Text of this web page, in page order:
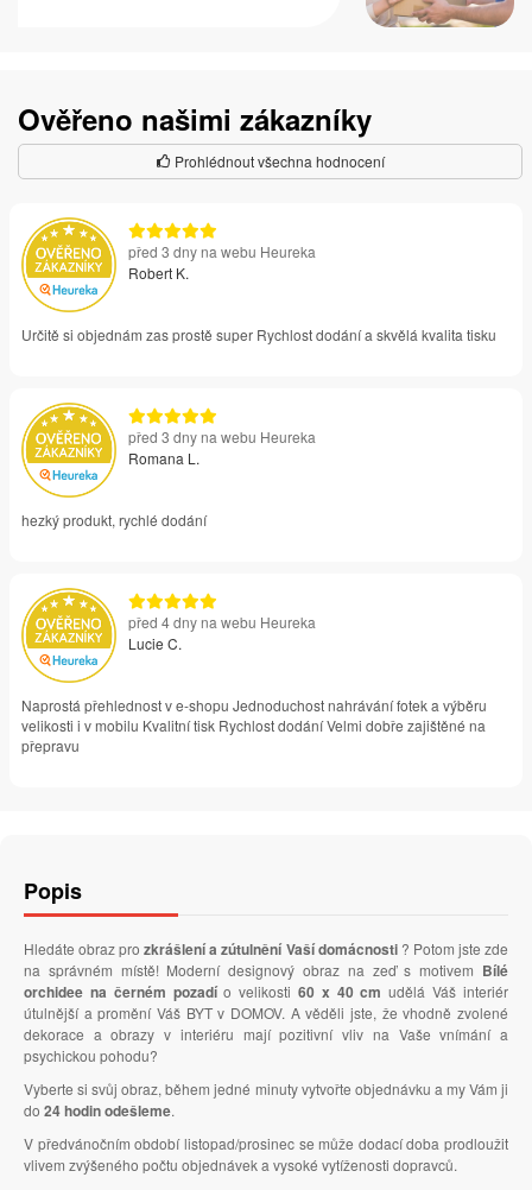
Ověřeno našimi zákazníky
Prohlédnout všechna hodnocení
před 3 dny na webu Heureka
Robert K.
Určitě si objednám zas prostě super Rychlost dodání a skvělá kvalita tisku
před 3 dny na webu Heureka
Romana L.
hezký produkt, rychlé dodání
před 4 dny na webu Heureka
Lucie C.
Naprostá přehlednost v e-shopu Jednoduchost nahrávání fotek a výběru
velikosti i v mobilu Kvalitní tisk Rychlost dodání Velmi dobře zajištěné na
přepravu
Popis
Hledáte obraz prozkrášlení a zútulnění Vaší domácnosti? Potom jste zde
na správném místě! Moderní designový obraz na zeď s motivem Bílé
orchidee na černém pozadío velikosti 60 x 40 cm udělá Váš interiér
útulnější a promění Váš BYT v DOMOV. A věděli jste, že vhodně zvolené
dekorace a obrazy v interiéru mají pozitivní vliv na Vaše vnímání a
psychickou pohodu?
Vyberte si svůj obraz, během jedné minuty vytvořte objednávku a my Vám ji
do 24 hodin odešleme.
V předvánočním období listopad/prosinec se může dodací doba prodloužit
vlivem zvýšeného počtu objednávek a vysoké vytíženosti dopravců.